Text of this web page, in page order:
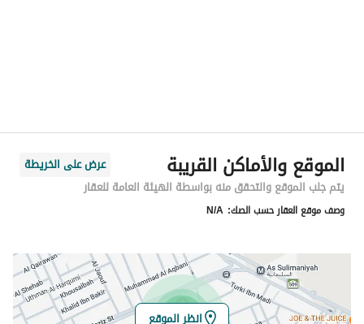
رقم المبنى
8784
الرقم الاضافي
خط العرض
24.909555044156505
خط الطول
46.854875485193254
الموقع والأماكن القريبة
عرض على الخريطة
يتم جلب الموقع والتحقق منه بواسطة الهيئة العامة للعقار
وصف موقع العقار حسب الصك: N/A
انظر الموقع